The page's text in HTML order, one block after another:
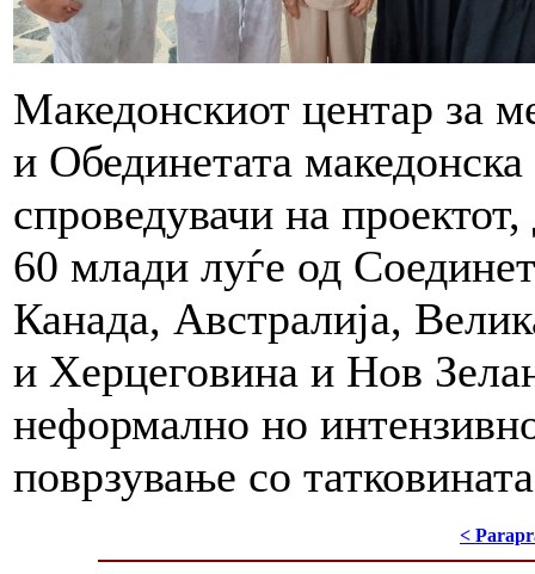
Македонскиот центар за
и Обединетата
спроведувачи на
60 млади луѓе од
Канада, Австралија,
и Херцеговина и Нов
неформално но
поврзување со
<